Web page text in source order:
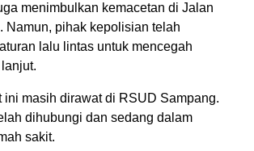
menimbulkan kemacetan di Jalan
Namun, pihak kepolisian telah
lalu lintas untuk mencegah
ini masih dirawat di RSUD Sampang.
dihubungi dan sedang dalam
sakit.